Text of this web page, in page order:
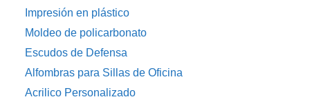
Impresión en plástico
Moldeo de policarbonato
Escudos de Defensa
Alfombras para Sillas de Oficina
Acrilico Personalizado